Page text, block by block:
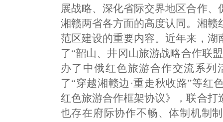
展战略、深化省际交界地区合作
湘赣两省各方面的高度认同。湘
范区建设的重要内容。近年来，
了“韶山、井冈山旅游战略合作联
办了中俄红色旅游合作交流系
了“穿越湘赣边·重走秋收路”等红
红色旅游合作框架协议》，联合
也存在府际协作不畅、体制机制